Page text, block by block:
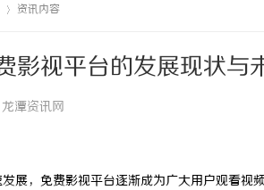
资讯内容
影视平台的发展现状与
潭资讯网
展，免费影视平台逐渐成为广大用户观看